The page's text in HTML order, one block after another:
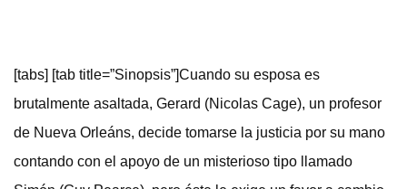
[tabs] [tab title=”Sinopsis”]Cuando su esposa es
brutalmente asaltada, Gerard (Nicolas Cage), un profesor
de Nueva Orleáns, decide tomarse la justicia por su mano
contando con el apoyo de un misterioso tipo llamado